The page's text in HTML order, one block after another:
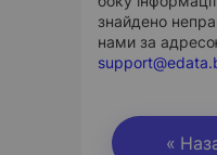
знайдено
нами за
«